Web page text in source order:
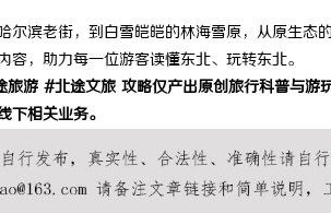
滨老街，到白雪皑皑的林海雪原，从原生态
容，助力每一位游客读懂东北、玩转东北。
#北途文旅 攻略仅产出原创旅行科普与游
下相关业务。